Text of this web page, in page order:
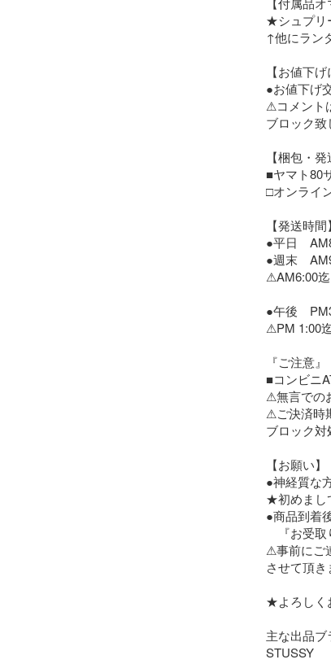
★シュプリ
↑他にラン
【お値下げ
●お値下げ
⚠︎コメント
ブロック
【梱包・発
■ヤマト80
□オンライ
【発送時間】
●平日　
●週末　
⚠︎AM6:00
●午後　
⚠︎PM 1:00
『ご注意』
■コンビニ
⚠︎無言での
⚠︎ご決済時
ブロック
【お願い】
●神経質な
★初めまし
●商品到着
『お受取
⚠︎事前にご
させて頂き
★よろしく
主な出品ブ
STUSSY